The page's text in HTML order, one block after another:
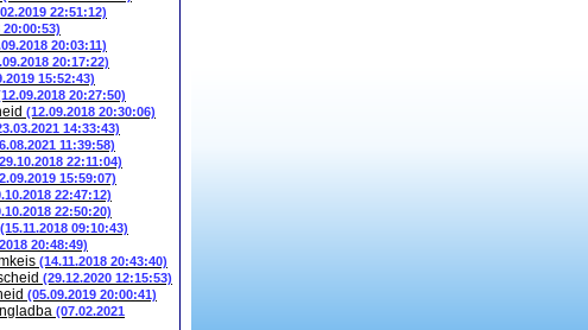
22:51:12)
20:00:53)
20:03:11)
20:17:22)
15:52:43)
20:27:50)
(12.09.2018 20:30:06)
14:33:43)
11:39:58)
22:11:04)
15:59:07)
22:47:12)
22:50:20)
(15.11.2018 09:10:43)
20:48:49)
(14.11.2018 20:43:40)
(29.12.2020 12:15:53)
(05.09.2019 20:00:41)
(07.02.2021